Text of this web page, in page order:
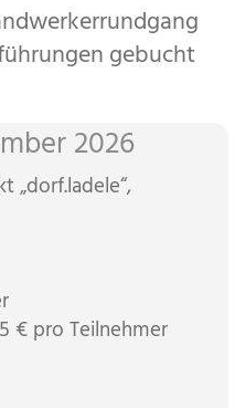
gebucht
2026
„dorf.ladele“,
€ pro Teilnehmer